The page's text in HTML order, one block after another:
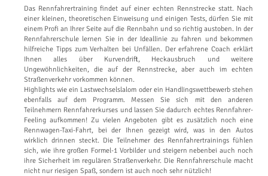
Das Rennfahrertraining findet auf einer echten Rennstrecke statt. Nach
einer kleinen, theoretischen Einweisung und einigen Tests, dürfen Sie mit
einem Profi an Ihrer Seite auf die Rennbahn und so richtig austoben. In der
Rennfahrerschule lernen Sie in der Ideallinie zu fahren und bekommen
hilfreiche Tipps zum Verhalten bei Unfällen. Der erfahrene Coach erklärt
Ihnen alles über Kurvendrift, Heckausbruch und weitere
Ungewöhnlichkeiten, die auf der Rennstrecke, aber auch im echten
Straßenverkehr vorkommen können.
Highlights wie ein Lastwechselslalom oder ein Handlingswettbewerb stehen
ebenfalls auf dem Programm. Messen Sie sich mit den anderen
Teilnehmern Rennfahrerkurses und lassen Sie dadurch echtes Rennfahrer-
Feeling aufkommen! Zu vielen Angeboten gibt es zusätzlich noch eine
Rennwagen-Taxi-Fahrt, bei der Ihnen gezeigt wird, was in den Autos
wirklich drinnen steckt. Die Teilnehmer des Rennfahrertrainings fühlen
sich, wie ihre großen Formel-1 Vorbilder und steigern nebenbei auch noch
ihre Sicherheit im regulären Straßenverkehr. Die Rennfahrerschule macht
nicht nur riesigen Spaß, sondern ist auch noch sehr nützlich!